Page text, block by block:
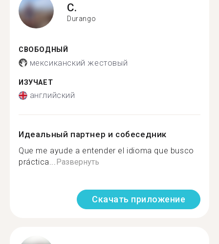
C.
Durango
СВОБОДНЫЙ
мексиканский жестовый
ИЗУЧАЕТ
английский
Идеальный партнер и собеседник
Que me ayude a entender el idioma que busco
práctica...Развернуть
Скачать приложение